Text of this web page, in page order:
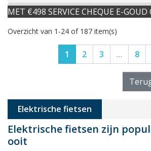
MET €498 SERVICE CHEQUE E-GOUD
Overzicht van 1-24 of 187 item(s)
1 2 3 … 8
Elektrische fietsen
Elektrische fietsen zijn
ooit